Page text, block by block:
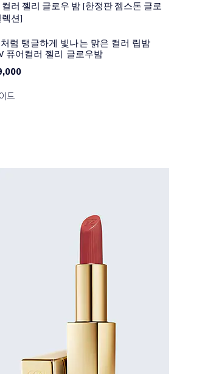
컬러 젤리 글로우 밤 [한정판 젬스톤 글로
렉션]
럼 탱글하게 빛나는 맑은 컬러 립밤
퓨어컬러 젤리 글로우밤
드